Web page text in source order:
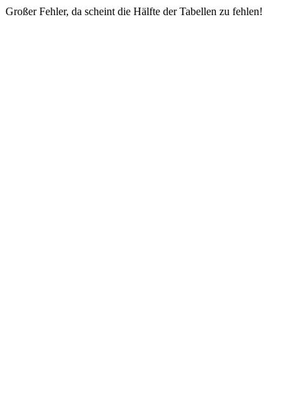
Großer Fehler, da scheint die Hälfte der Tabellen zu fehlen!